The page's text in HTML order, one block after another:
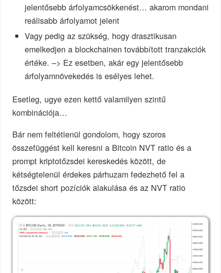
jelentősebb árfolyamcsökkenést… akarom mondani
reálisabb árfolyamot jelent
Vagy pedig az szükség, hogy drasztikusan
emelkedjen a blockchainen továbbított tranzakciók
értéke. –> Ez esetben, akár egy jelentősebb
árfolyamnövekedés is esélyes lehet.
Esetleg, ugye ezen kettő valamilyen szintű
kombinációja…
Bár nem feltétlenül gondolom, hogy szoros
összefüggést kell keresni a Bitcoin NVT ratio és a
prompt kriptotőzsdei kereskedés között, de
kétségtelenül érdekes párhuzam fedezhető fel a
tőzsdei short pozíciók alakulása és az NVT ratio
között: